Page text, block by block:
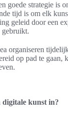
goede strategie is
tijd is om elk
geleid door een
gebruikt.
organiseren
op pad te gaan,
digitale kunst in?